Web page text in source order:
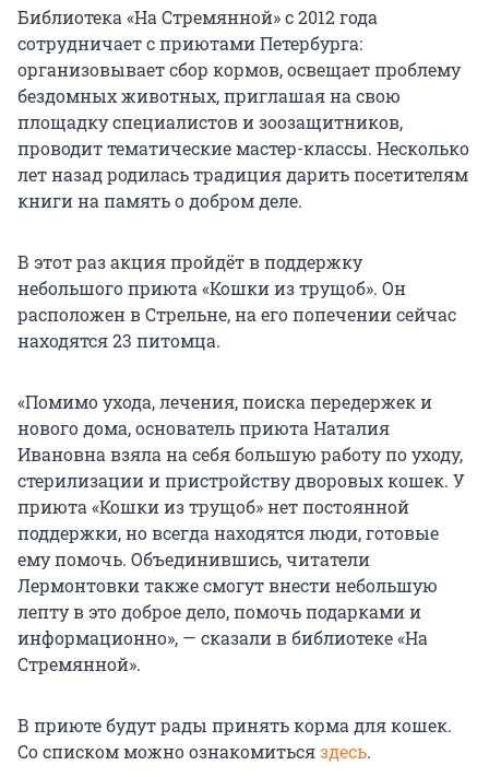
Библиотека «На Стремянной» с 2012 года
сотрудничает с приютами Петербурга:
организовывает сбор кормов, освещает проблему
бездомных животных, приглашая на свою
площадку специалистов и зоозащитников,
проводит тематические мастер-классы. Несколько
лет назад родилась традиция дарить посетителям
книги на память о добром деле.
В этот раз акция пройдёт в поддержку
небольшого приюта «Кошки из трущоб». Он
расположен в Стрельне, на его попечении сейчас
находятся 23 питомца.
«Помимо ухода, лечения, поиска передержек и
нового дома, основатель приюта Наталия
Ивановна взяла на себя большую работу по уходу,
стерилизации и пристройству дворовых кошек. У
приюта «Кошки из трущоб» нет постоянной
поддержки, но всегда находятся люди, готовые
ему помочь. Объединившись, читатели
Лермонтовки также смогут внести небольшую
лепту в это доброе дело, помочь подарками и
информационно», — сказали в библиотеке «На
Стремянной».
В приюте будут рады принять корма для кошек.
Со списком можно ознакомитьсяздесь.